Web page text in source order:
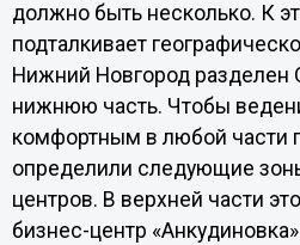
должно быть несколько. К
подталкивает
Нижний Новгород разделен
нижнюю часть. Чтобы
комфортным в любой части
определили следующие
центров. В верхней части
бизнес-центр